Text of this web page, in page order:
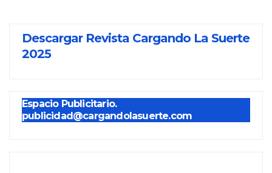
Descargar Revista Cargando La Suerte
2025
Espacio Publicitario.
publicidad@cargandolasuerte.com